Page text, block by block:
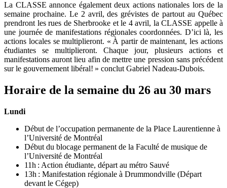
La CLASSE annonce également deux actions nationales lors de la
semaine prochaine. Le 2 avril, des grévistes de partout au Québec
prendront les rues de Sherbrooke et le 4 avril, la CLASSE appelle à
une journée de manifestations régionales coordonnées. D’ici là, les
actions locales se multiplieront. « À partir de maintenant, les actions
étudiantes se multiplieront. Chaque jour, plusieurs actions et
manifestations auront lieu afin de mettre une pression sans précédent
sur le gouvernement libéral! » conclut Gabriel Nadeau-Dubois.
Horaire de la semaine du 26 au 30 mars
Lundi
Début de l’occupation permanente de la Place Laurentienne à
l’Université de Montréal
Début du blocage permanent de la Faculté de musique de
l’Université de Montréal
11h : Action étudiante, départ au métro Sauvé
13h : Manifestation régionale à Drummondville (Départ
devant le Cégep)